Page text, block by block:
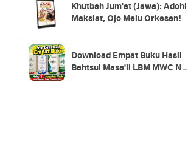
Khutbah Jum'at (Jawa): Adohi
Maksiat, Ojo Melu Orkesan!
Download Empat Buku Hasil
Bahtsul Masa'il LBM MWC NU